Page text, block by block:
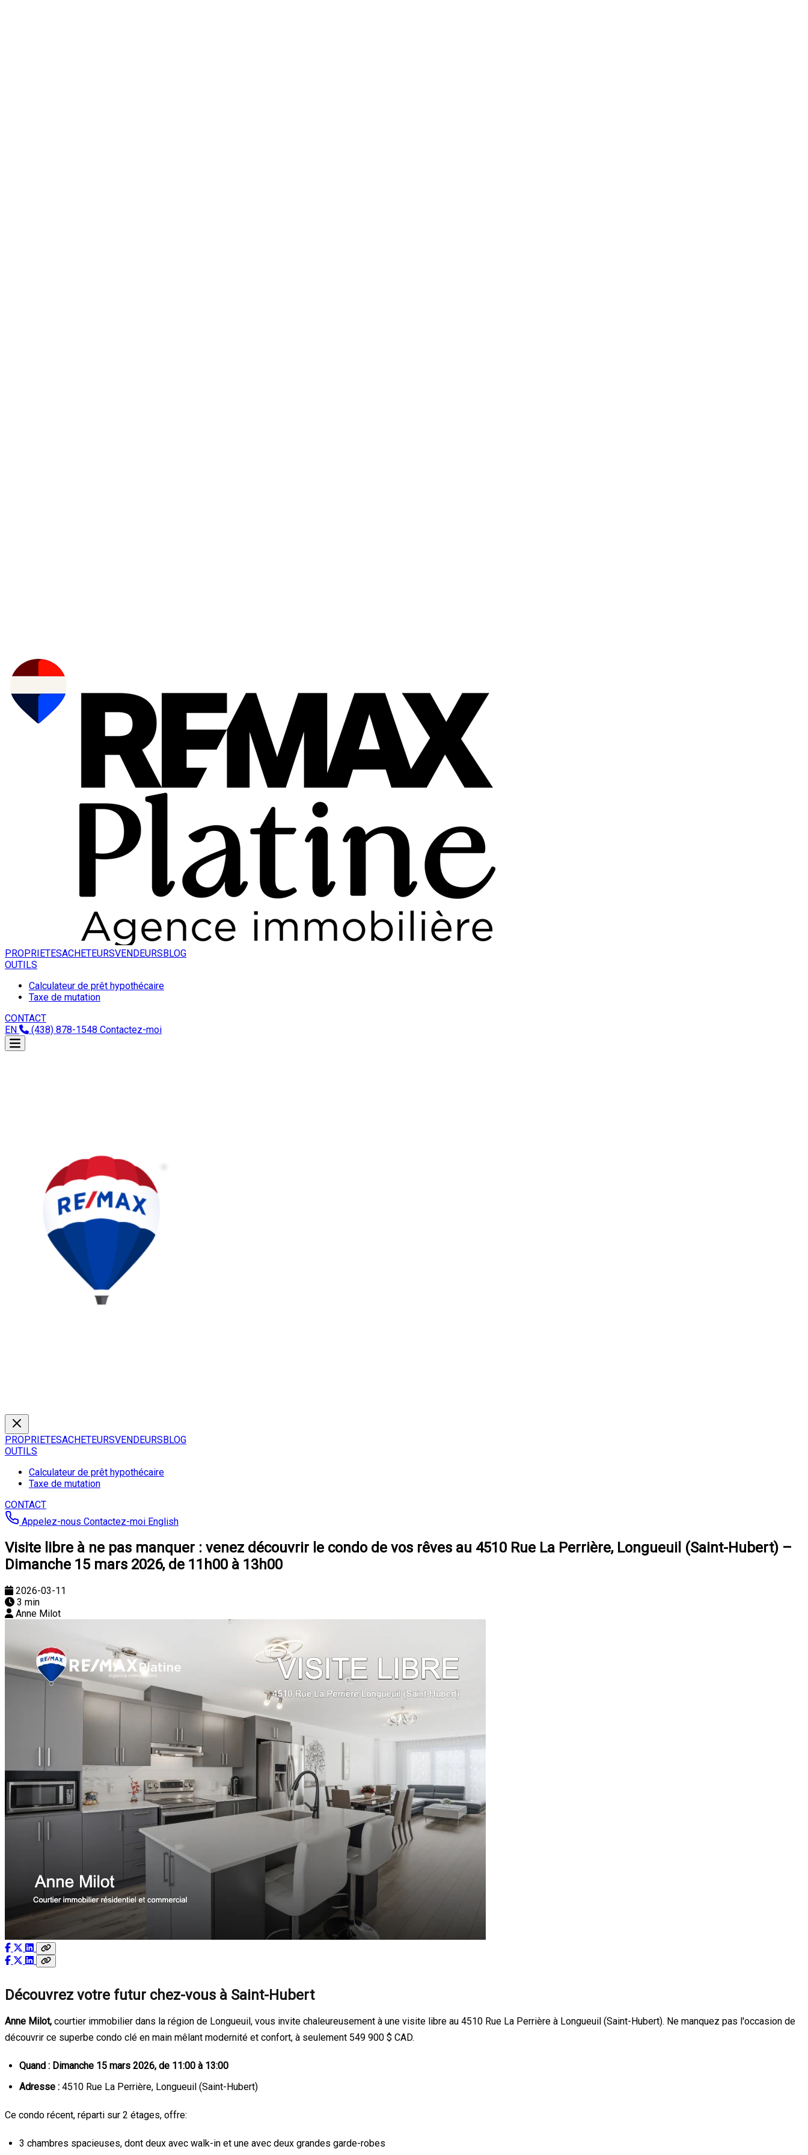
PROPRIETESACHETEURSVENDEURSBLOG
OUTILS
Calculateur de prêt hypothécaire
Taxe de mutation
CONTACT
EN
(438) 878-1548 Contactez-moi
PROPRIETESACHETEURSVENDEURSBLOG
OUTILS
Calculateur de prêt hypothécaire
Taxe de mutation
CONTACT
Appelez-nous Contactez-moi English
Visite libre à ne pas manquer : venez découvrir le condo de vos rêves au 4510 Rue La Perrière, Longueuil (Saint-Hubert) –
Dimanche 15 mars 2026, de 11h00 à 13h00
2026-03-11
3 min
Anne Milot
Découvrez votre futur chez-vous à Saint-Hubert
Anne Milot, courtier immobilier dans la région de Longueuil, vous invite chaleureusement à une visite libre au 4510 Rue La Perrière à Longueuil (Saint-Hubert). Ne manquez pas l'occasion de
découvrir ce superbe condo clé en main mêlant modernité et confort, à seulement 549 900 $ CAD.
Quand : Dimanche 15 mars 2026, de 11:00 à 13:00
Adresse : 4510 Rue La Perrière, Longueuil (Saint-Hubert)
Ce condo récent, réparti sur 2 étages, offre:
3 chambres spacieuses, dont deux avec walk-in et une avec deux grandes garde-robes